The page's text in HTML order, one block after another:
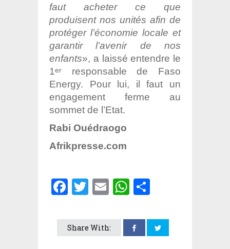
faut acheter ce que
produisent nos unités afin de
protéger l’économie locale et
garantir l’avenir de nos
enfants», a laissé entendre le
1er
responsable de Faso
Energy. Pour lui, il faut un
engagement ferme au
sommet de l’Etat.
Rabi Ouédraogo
Afrikpresse.com
Facebook
Twitter
EmailWhatsApp
Share With: